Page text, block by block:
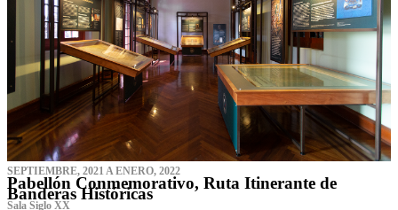
SEPTIEMBRE, 2021 A ENERO, 2022
Pabellón Conmemorativo, Ruta Itinerante de
Banderas Históricas
Sala Siglo XX